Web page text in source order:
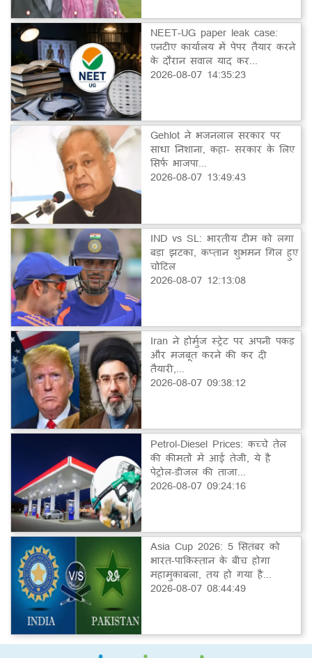
NEET-UG paper leak case:
एनटीए कार्यालय में पेपर तैयार करने
के दौरान सवाल याद कर...
2026-08-07 14:35:23
Gehlot ने भजनलाल सरकार पर
साधा निशाना, कहा- सरकार के लिए
सिर्फ भाजपा...
2026-08-07 13:49:43
IND vs SL: भारतीय टीम को लगा
बड़ा झटका, कप्तान शुभमन गिल हुए
चोटिल
2026-08-07 12:13:08
Iran ने होर्मुज स्ट्रेट पर अपनी पकड़
और मजबूत करने की कर दी
तैयारी,...
2026-08-07 09:38:12
Petrol-Diesel Prices: कच्चे तेल
की कीमतों में आई तेजी, ये है
पेट्रोल-डीजल की ताजा...
2026-08-07 09:24:16
Asia Cup 2026: 5 सितंबर को
भारत-पाकिस्तान के बीच होगा
महामुकाबला, तय हो गया है...
2026-08-07 08:44:49